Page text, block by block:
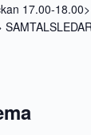
17.00-